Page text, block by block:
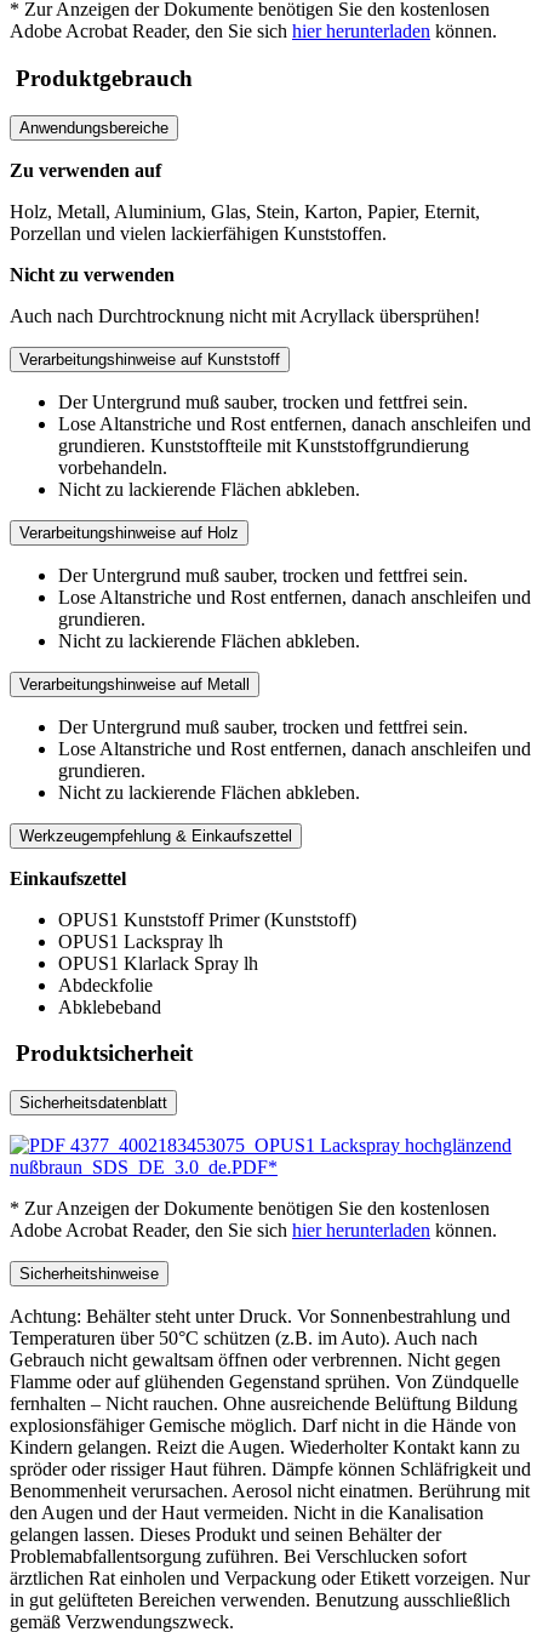
* Zur Anzeigen der Dokumente benötigen Sie den kostenlosen
Adobe Acrobat Reader, den Sie sich hier herunterladen können.
Produktgebrauch
Anwendungsbereiche
Zu verwenden auf
Holz, Metall, Aluminium, Glas, Stein, Karton, Papier, Eternit,
Porzellan und vielen lackierfähigen Kunststoffen.
Nicht zu verwenden
Auch nach Durchtrocknung nicht mit Acryllack übersprühen!
Verarbeitungshinweise auf Kunststoff
Der Untergrund muß sauber, trocken und fettfrei sein.
Lose Altanstriche und Rost entfernen, danach anschleifen und
grundieren. Kunststoffteile mit Kunststoffgrundierung
vorbehandeln.
Nicht zu lackierende Flächen abkleben.
Verarbeitungshinweise auf Holz
Der Untergrund muß sauber, trocken und fettfrei sein.
Lose Altanstriche und Rost entfernen, danach anschleifen und
grundieren.
Nicht zu lackierende Flächen abkleben.
Verarbeitungshinweise auf Metall
Der Untergrund muß sauber, trocken und fettfrei sein.
Lose Altanstriche und Rost entfernen, danach anschleifen und
grundieren.
Nicht zu lackierende Flächen abkleben.
Werkzeugempfehlung & Einkaufszettel
Einkaufszettel
OPUS1 Kunststoff Primer (Kunststoff)
OPUS1 Lackspray lh
OPUS1 Klarlack Spray lh
Abdeckfolie
Abklebeband
Produktsicherheit
Sicherheitsdatenblatt
4377_4002183453075_OPUS1 Lackspray hochglänzend
nußbraun_SDS_DE_3.0_de.PDF*
* Zur Anzeigen der Dokumente benötigen Sie den kostenlosen
Adobe Acrobat Reader, den Sie sich hier herunterladen können.
Sicherheitshinweise
Achtung: Behälter steht unter Druck. Vor Sonnenbestrahlung und
Temperaturen über 50°C schützen (z.B. im Auto). Auch nach
Gebrauch nicht gewaltsam öffnen oder verbrennen. Nicht gegen
Flamme oder auf glühenden Gegenstand sprühen. Von Zündquelle
fernhalten – Nicht rauchen. Ohne ausreichende Belüftung Bildung
explosionsfähiger Gemische möglich. Darf nicht in die Hände von
Kindern gelangen. Reizt die Augen. Wiederholter Kontakt kann zu
spröder oder rissiger Haut führen. Dämpfe können Schläfrigkeit und
Benommenheit verursachen. Aerosol nicht einatmen. Berührung mit
den Augen und der Haut vermeiden. Nicht in die Kanalisation
gelangen lassen. Dieses Produkt und seinen Behälter der
Problemabfallentsorgung zuführen. Bei Verschlucken sofort
ärztlichen Rat einholen und Verpackung oder Etikett vorzeigen. Nur
in gut gelüfteten Bereichen verwenden. Benutzung ausschließlich
gemäß Verzwendungszweck.